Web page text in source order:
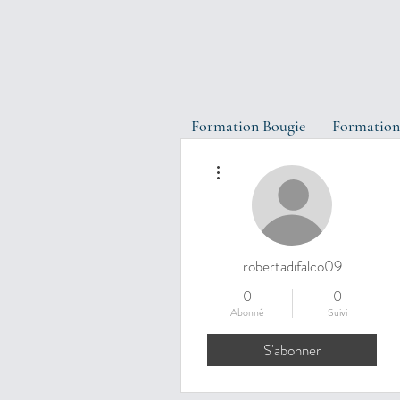
Formation Bougie
robertadifalco09
0
Abonné
0
Suivi
S'abonner